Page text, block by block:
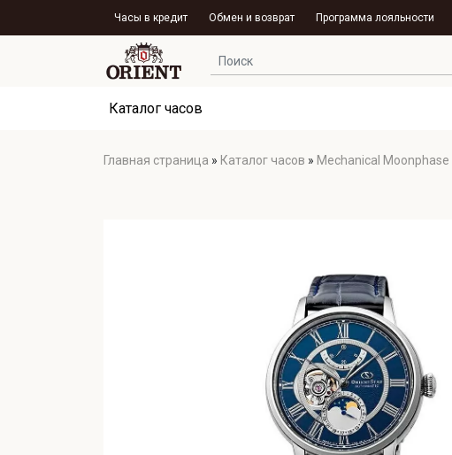
Часы в кредит Обмен и возврат Программа лояльности
Каталог часов
Главная страница » Каталог часов » Mechanical Moonphase